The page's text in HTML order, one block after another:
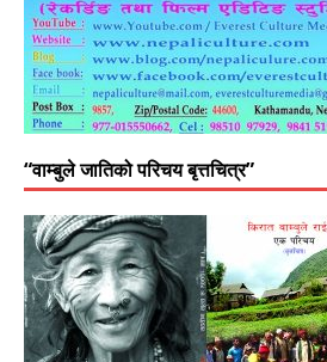
“वाम्बुले जातिको परिचय बृत्तचित्र”